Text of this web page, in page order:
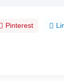
Pinterest